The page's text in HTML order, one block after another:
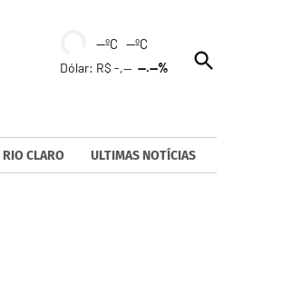
--ºC --ºC
Dólar: R$ -,----.--%
Open
Search
RIO CLARO ULTIMAS NOTÍCIAS